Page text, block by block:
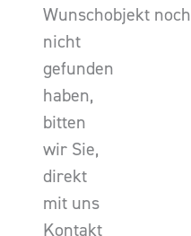
Wunschobjekt noch
nicht
gefunden
haben,
bitten
wir Sie,
direkt
mit uns
Kontakt